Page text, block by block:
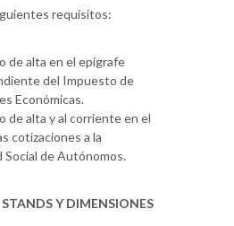
requisitos:
de alta en el epígrafe
del Impuesto de
Económicas.
de alta y al corriente en el
cotizaciones a la
Social de Autónomos.
Y DIMENSIONES